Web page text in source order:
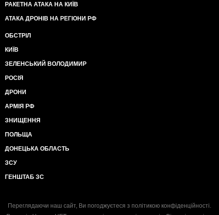
РАКЕТНА АТАКА НА КИЇВ
АТАКА ДРОНІВ НА РЕГІОНИ РФ
ОБСТРІЛ
КИЇВ
ЗЕЛЕНСЬКИЙ ВОЛОДИМИР
РОСІЯ
ДРОНИ
АРМІЯ РФ
ЗНИЩЕННЯ
ПОЛЬЩА
ДОНЕЦЬКА ОБЛАСТЬ
ЗСУ
ГЕНШТАБ ЗС
Переглядаючи наш сайт, Ви погоджуєтеся з політикою конфіденційності.